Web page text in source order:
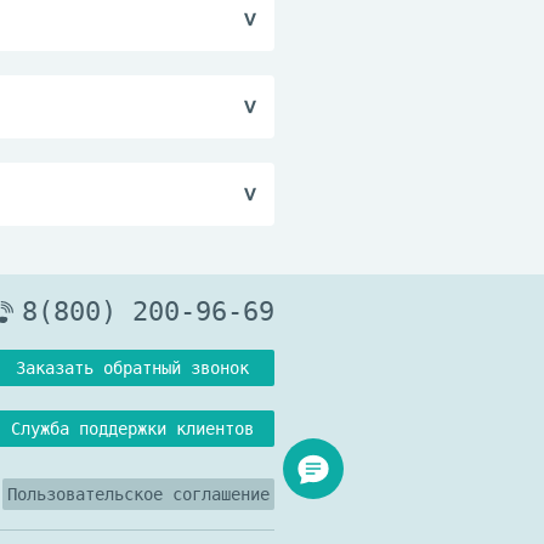
8(800) 200-96-69
Заказать обратный звонок
Служба поддержки клиентов
Пользовательское соглашение